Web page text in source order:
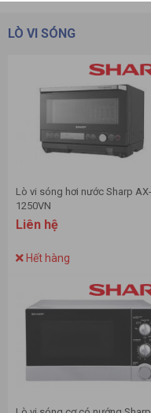
LÒ VI SÓNG
Lò vi sóng hơi nước Sharp AX-
1250VN
Liên hệ
Hết hàng